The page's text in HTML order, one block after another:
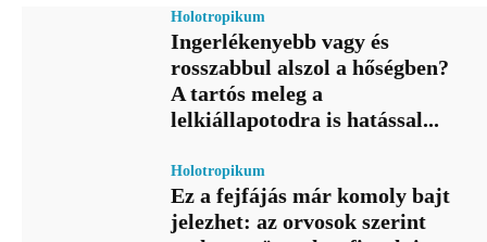
Holotropikum
Ingerlékenyebb vagy és
rosszabbul alszol a hőségben?
A tartós meleg a
lelkiállapotodra is hatással...
Holotropikum
Ez a fejfájás már komoly bajt
jelezhet: az orvosok szerint